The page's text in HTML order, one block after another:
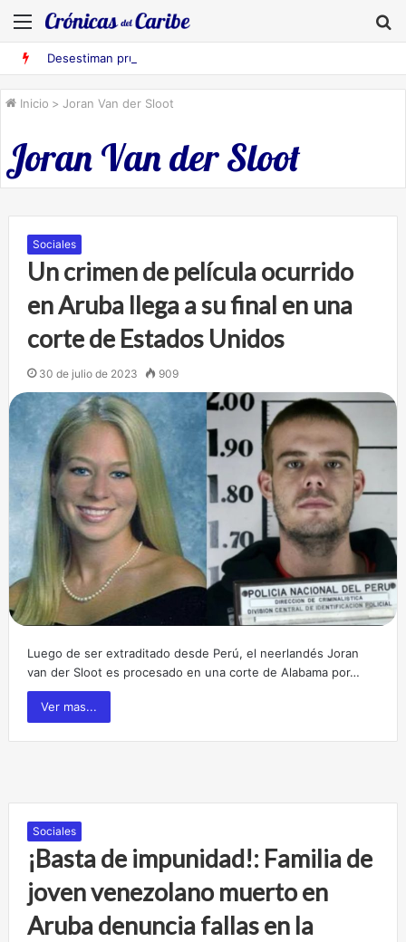
Menú
Inicio > Joran Van der Sloot
Joran Van der Sloot
Sociales
Un crimen de película ocurrido
en Aruba llega a su final en una
corte de Estados Unidos
30 de julio de 2023 909
Luego de ser extraditado desde Perú, el neerlandés Joran
van der Sloot es procesado en una corte de Alabama por…
Ver mas...
Sociales
¡Basta de impunidad!: Familia de
joven venezolano muerto en
Aruba denuncia fallas en la